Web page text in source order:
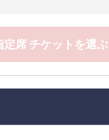
定席 チケットを選ぶ